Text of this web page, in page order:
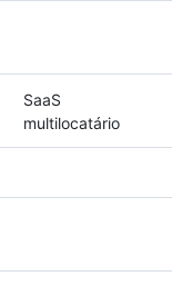
SaaS
multilocatário